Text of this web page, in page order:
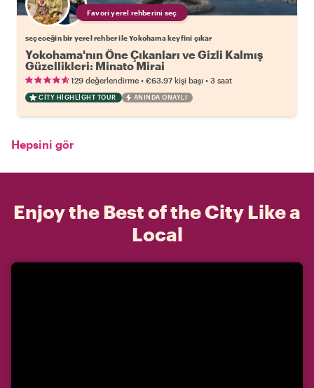
Favori yerel rehberini seç
seçeceğin bir yerel rehber ile Yokohama keyfini çıkar
Yokohama'nın Öne Çıkanları ve Gizli Kalmış
Güzellikleri: Minato Mirai
129 değerlendirme • €63.97 kişi başı • 3 saat
CITY HIGHLIGHT TOUR ANINDA ONAYLI
Hepsini gör
Enjoy the Best of the City Like a
Local